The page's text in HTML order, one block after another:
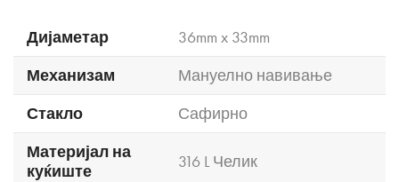
Дијаметар
36mm x 33mm
Механизам
Мануелно навивање
Стакло
Сафирно
Материјал на
куќиште
316 L Челик